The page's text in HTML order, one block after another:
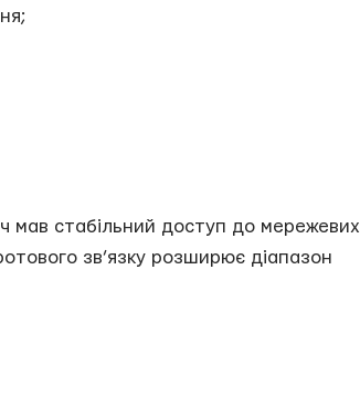
мав стабільний доступ до мережевих
зв’язку розширює діапазон